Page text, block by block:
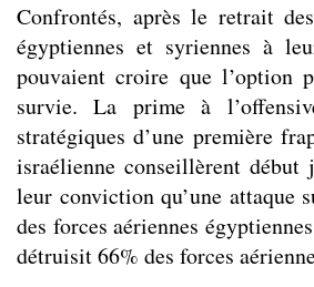
Confrontés, après le retrait
égyptiennes et syriennes à
pouvaient croire que l’option
survie. La prime à
stratégiques d’une première
israélienne conseillèrent
leur conviction qu’une attaque
des forces aériennes égyptiennes
détruisit 66% des forces